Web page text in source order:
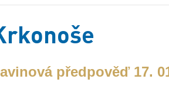
předpověď 17.